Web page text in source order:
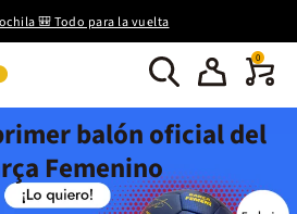
🎒 Todo para la vuelta
0
balón oficial del
Femenino